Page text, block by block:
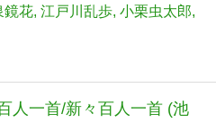
鏡花 江戸川乱歩 小栗虫太郎
人一首/新々百人一首 (池